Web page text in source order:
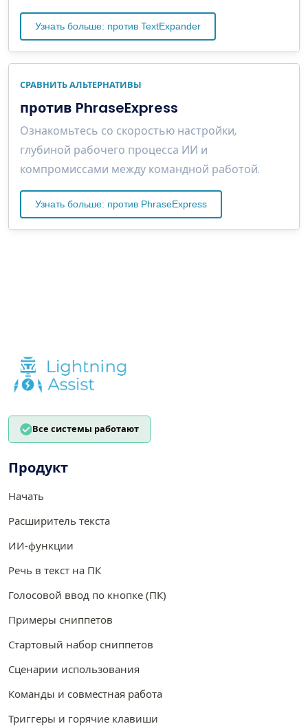
Узнать больше: против TextExpander
СРАВНИТЬ АЛЬТЕРНАТИВЫ
против PhraseExpress
Ознакомьтесь со скоростью настройки,
глубиной рабочего процесса ИИ и
компромиссами между командной работой.
Узнать больше: против PhraseExpress
Все системы работают
Продукт
Начать
Расширитель текста
ИИ-функции
Речь в текст на ПК
Голосовой ввод по кнопке (ПК)
Примеры сниппетов
Стартовый набор сниппетов
Сценарии использования
Команды и совместная работа
Триггеры и горячие клавиши